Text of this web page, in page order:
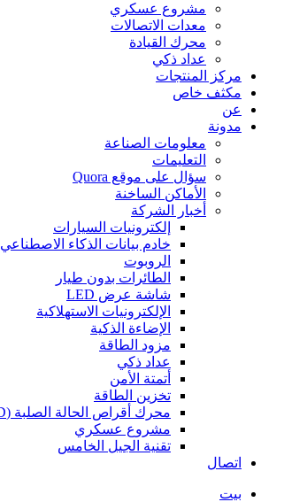
مشروع عسكري
معدات الاتصالات
محرك القيادة
عداد ذكي
مركز المنتجات
مكثف خاص
عن
مدونة
معلومات الصناعة
التعليمات
سؤال على موقع Quora
الأماكن الساخنة
أخبار الشركة
إلكترونيات السيارات
خادم بيانات الذكاء الاصطناعي
الروبوت
الطائرات بدون طيار
شاشة عرض LED
الإلكترونيات الاستهلاكية
الإضاءة الذكية
مزود الطاقة
عداد ذكي
أتمتة الأمن
تخزين الطاقة
محرك أقراص الحالة الصلبة (SSD)
مشروع عسكري
تقنية الجيل الخامس
اتصال
بيت